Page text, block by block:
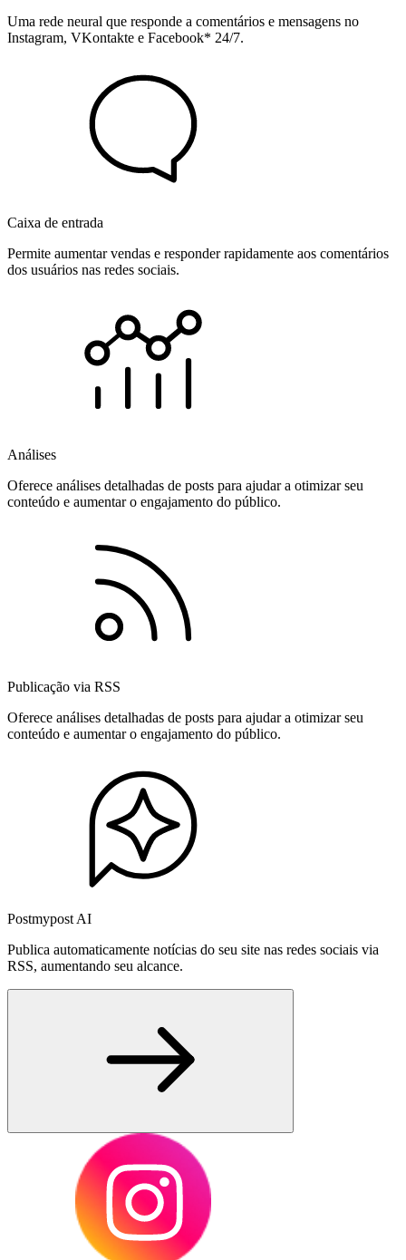
Uma rede neural que responde a comentários e mensagens no
Instagram, VKontakte e Facebook* 24/7.
Caixa de entrada
Permite aumentar vendas e responder rapidamente aos comentários
dos usuários nas redes sociais.
Análises
Oferece análises detalhadas de posts para ajudar a otimizar seu
conteúdo e aumentar o engajamento do público.
Publicação via RSS
Oferece análises detalhadas de posts para ajudar a otimizar seu
conteúdo e aumentar o engajamento do público.
Postmypost AI
Publica automaticamente notícias do seu site nas redes sociais via
RSS, aumentando seu alcance.